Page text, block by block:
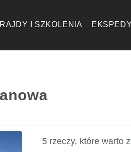
RAJDY I SZKOLENIA
5 rzeczy, które warto